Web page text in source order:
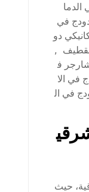
في
دو
,
ف
في الا
في ال
حيث